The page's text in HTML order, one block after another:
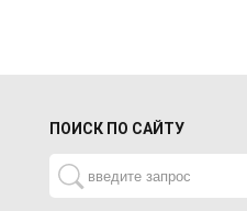
ПОИСК ПО САЙТУ